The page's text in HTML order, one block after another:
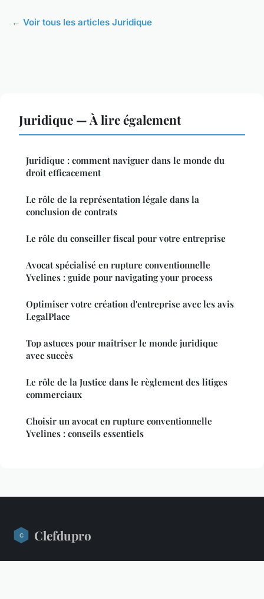
← Voir tous les articles Juridique
Juridique — À lire également
Juridique : comment naviguer dans le monde du
droit efficacement
Le rôle de la représentation légale dans la
conclusion de contrats
Le rôle du conseiller fiscal pour votre entreprise
Avocat spécialisé en rupture conventionnelle
Yvelines : guide pour navigating your process
Optimiser votre création d'entreprise avec les avis
LegalPlace
Top astuces pour maîtriser le monde juridique
avec succès
Le rôle de la Justice dans le règlement des litiges
commerciaux
Choisir un avocat en rupture conventionnelle
Yvelines : conseils essentiels
Clefdupro